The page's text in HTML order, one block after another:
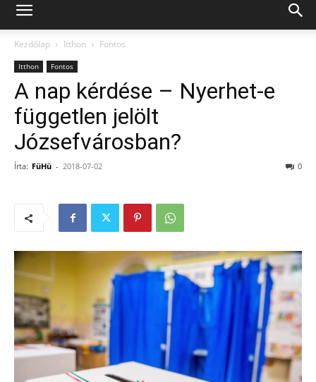
Kezdőlap Itthon Fontos
Itthon Fontos
A nap kérdése – Nyerhet-e
független jelölt
Józsefvárosban?
Írta: FüHü - 2018-07-02 0